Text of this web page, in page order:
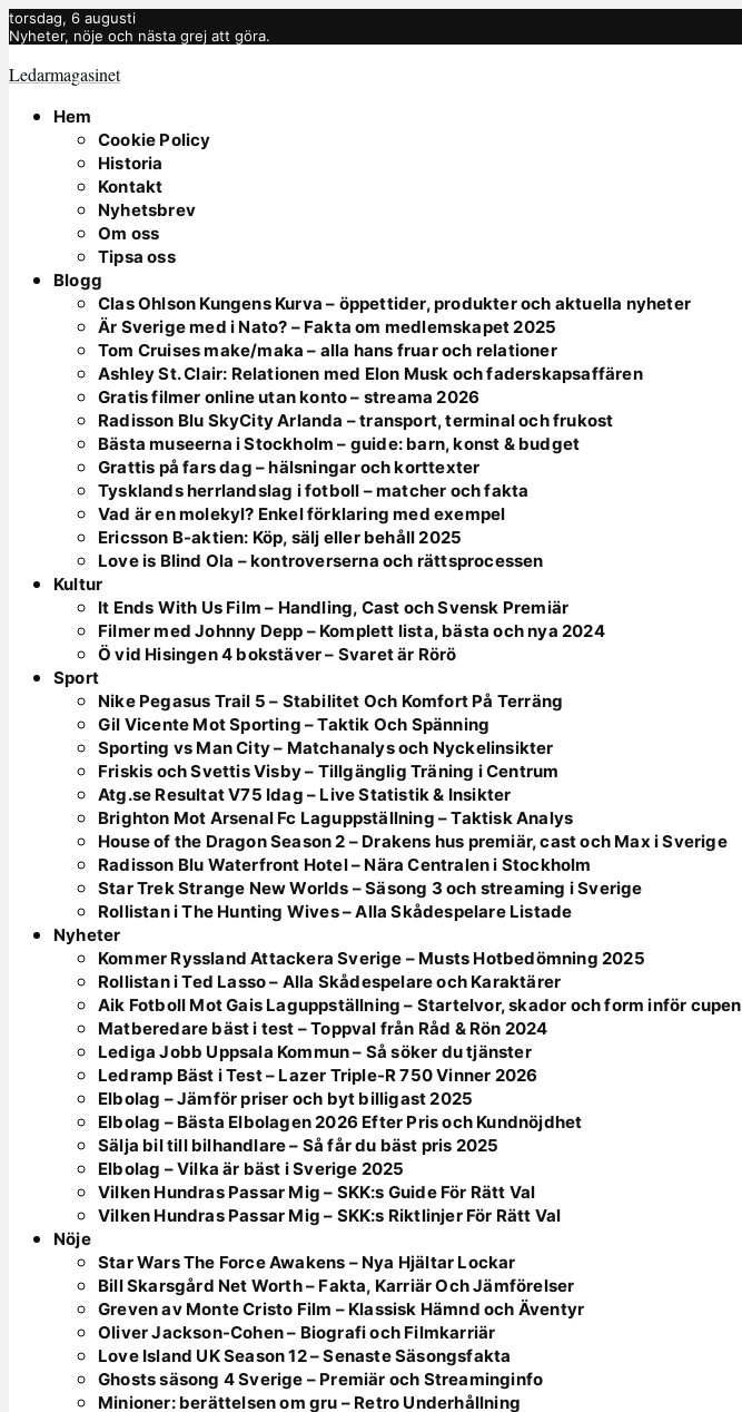
torsdag, 6 augusti
Nyheter, nöje och nästa grej att göra.
Ledarmagasinet
Hem
Cookie Policy
Historia
Kontakt
Nyhetsbrev
Om oss
Tipsa oss
Blogg
Clas Ohlson Kungens Kurva – öppettider, produkter och aktuella nyheter
Är Sverige med i Nato? – Fakta om medlemskapet 2025
Tom Cruises make/maka – alla hans fruar och relationer
Ashley St. Clair: Relationen med Elon Musk och faderskapsaffären
Gratis filmer online utan konto – streama 2026
Radisson Blu SkyCity Arlanda – transport, terminal och frukost
Bästa museerna i Stockholm – guide: barn, konst & budget
Grattis på fars dag – hälsningar och korttexter
Tysklands herrlandslag i fotboll – matcher och fakta
Vad är en molekyl? Enkel förklaring med exempel
Ericsson B-aktien: Köp, sälj eller behåll 2025
Love is Blind Ola – kontroverserna och rättsprocessen
Kultur
It Ends With Us Film – Handling, Cast och Svensk Premiär
Filmer med Johnny Depp – Komplett lista, bästa och nya 2024
Ö vid Hisingen 4 bokstäver – Svaret är Rörö
Sport
Nike Pegasus Trail 5 – Stabilitet Och Komfort På Terräng
Gil Vicente Mot Sporting – Taktik Och Spänning
Sporting vs Man City – Matchanalys och Nyckelinsikter
Friskis och Svettis Visby – Tillgänglig Träning i Centrum
Atg.se Resultat V75 Idag – Live Statistik & Insikter
Brighton Mot Arsenal Fc Laguppställning – Taktisk Analys
House of the Dragon Season 2 – Drakens hus premiär, cast och Max i Sverige
Radisson Blu Waterfront Hotel – Nära Centralen i Stockholm
Star Trek Strange New Worlds – Säsong 3 och streaming i Sverige
Rollistan i The Hunting Wives – Alla Skådespelare Listade
Nyheter
Kommer Ryssland Attackera Sverige – Musts Hotbedömning 2025
Rollistan i Ted Lasso – Alla Skådespelare och Karaktärer
Aik Fotboll Mot Gais Laguppställning – Startelvor, skador och form inför cupen
Matberedare bäst i test – Toppval från Råd & Rön 2024
Lediga Jobb Uppsala Kommun – Så söker du tjänster
Ledramp Bäst i Test – Lazer Triple-R 750 Vinner 2026
Elbolag – Jämför priser och byt billigast 2025
Elbolag – Bästa Elbolagen 2026 Efter Pris och Kundnöjdhet
Sälja bil till bilhandlare – Så får du bäst pris 2025
Elbolag – Vilka är bäst i Sverige 2025
Vilken Hundras Passar Mig – SKK:s Guide För Rätt Val
Vilken Hundras Passar Mig – SKK:s Riktlinjer För Rätt Val
Nöje
Star Wars The Force Awakens – Nya Hjältar Lockar
Bill Skarsgård Net Worth – Fakta, Karriär Och Jämförelser
Greven av Monte Cristo Film – Klassisk Hämnd och Äventyr
Oliver Jackson-Cohen – Biografi och Filmkarriär
Love Island UK Season 12 – Senaste Säsongsfakta
Ghosts säsong 4 Sverige – Premiär och Streaminginfo
Minioner: berättelsen om gru – Retro Underhållning